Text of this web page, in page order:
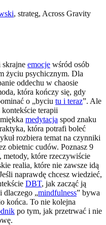
, strateg, Across Gravity
skrajne emocje wśród osób
życiu psychicznym. Dla
oddechu w chaosie
która kończy się, gdy
o „byciu tu i teraz”. Ale
terapii
medytacja spod znaku
która potrafi boleć
rozbiera temat na czynniki
obietnic cudów. Poznasz 9
, metody, które rzeczywiście
realia, które nie zawsze idą
naprawdę chcesz wiedzieć,
DBT, jak zacząć ją
dlaczego „mindfulness” bywa
końca. To nie kolejna
po tym, jak przetrwać i nie